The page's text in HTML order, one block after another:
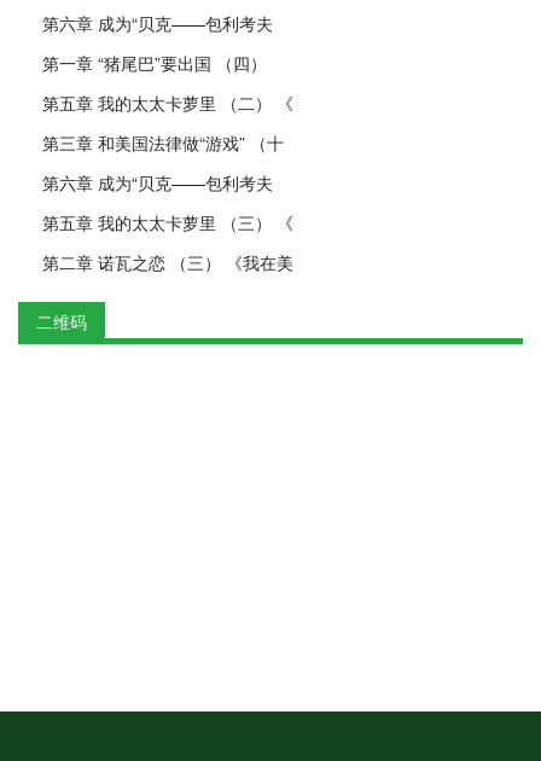
第六章 成为“贝克——包利考夫
第一章 “猪尾巴”要出国 （四）
第五章 我的太太卡萝里 （二） 《
第三章 和美国法律做“游戏” （十
第六章 成为“贝克——包利考夫
第五章 我的太太卡萝里 （三） 《
第二章 诺瓦之恋 （三） 《我在美
二维码